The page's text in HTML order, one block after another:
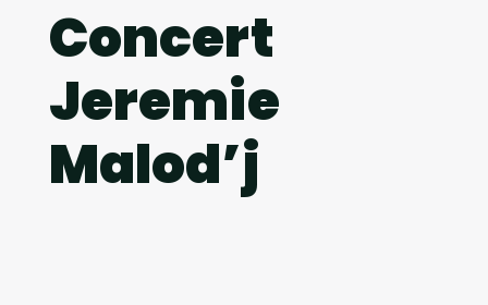
Concert
Jeremie
Malod’j